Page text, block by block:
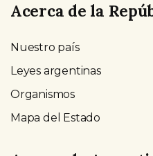
Acerca de la
Nuestro país
Leyes argentinas
Organismos
Mapa del Estado